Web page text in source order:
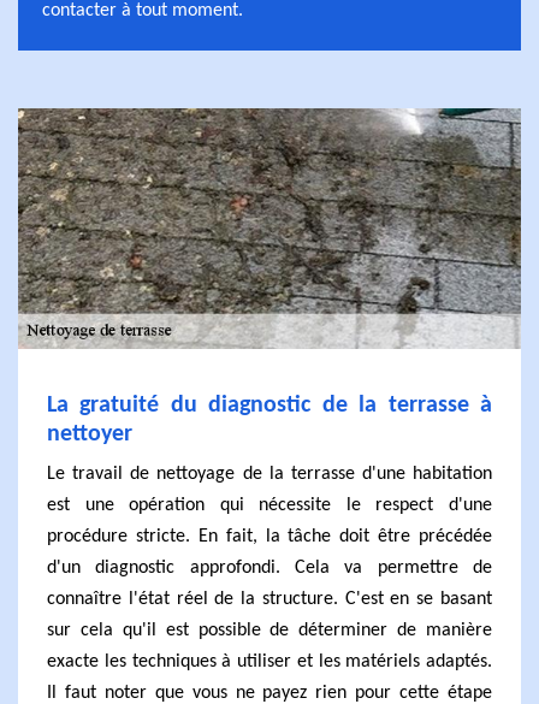
contacter à tout moment.
La gratuité du diagnostic de la terrasse à
nettoyer
Le travail de nettoyage de la terrasse d'une habitation
est une opération qui nécessite le respect d'une
procédure stricte. En fait, la tâche doit être précédée
d'un diagnostic approfondi. Cela va permettre de
connaître l'état réel de la structure. C'est en se basant
sur cela qu'il est possible de déterminer de manière
exacte les techniques à utiliser et les matériels adaptés.
Il faut noter que vous ne payez rien pour cette étape